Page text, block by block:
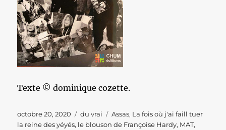
Texte © dominique cozette.
Publié
le
octobre 20, 2020 Catégories
du vrai Étiquettes
Assas, La fois où j'ai faill tuer
la reine des yéyés, le blouson de Françoise Hardy, MAT,